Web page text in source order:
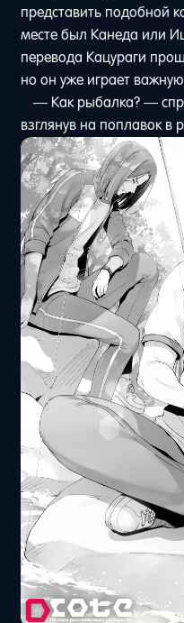
представить подобной
месте был Канеда или
перевода Кацураги
но он уже играет
— Как рыбалка? —
взглянув на поплавок в